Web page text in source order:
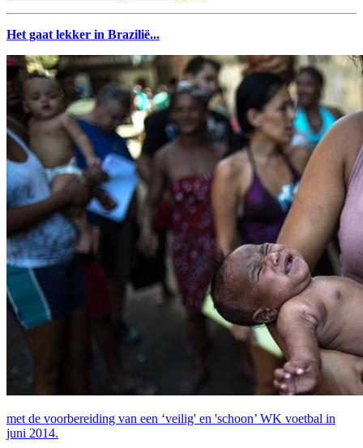
Het gaat lekker in Brazilië...
met de voorbereiding van een ‘veilig' en 'schoon’ WK voetbal in
juni 2014.